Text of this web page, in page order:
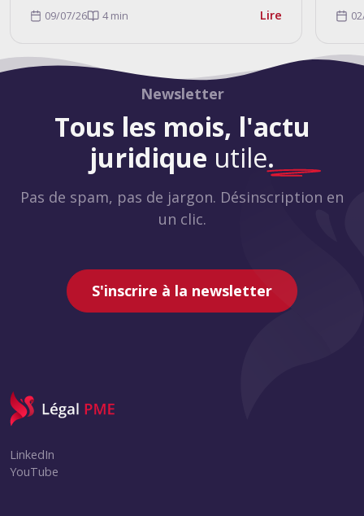
09/07/26 4 min Lire
Newsletter
Tous les mois, l'actu
juridique utile.
Pas de spam, pas de jargon. Désinscription en
un clic.
S'inscrire à la newsletter
LinkedIn
YouTube